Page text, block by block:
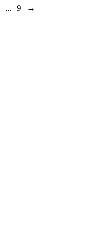
... 9 →